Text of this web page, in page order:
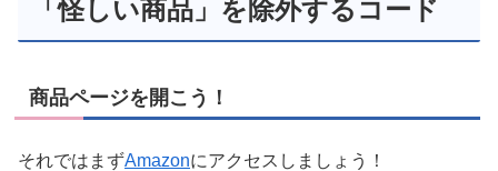
「怪しい商品」を除外するコード
商品ページを開こう！
それではまずAmazonにアクセスしましょう！